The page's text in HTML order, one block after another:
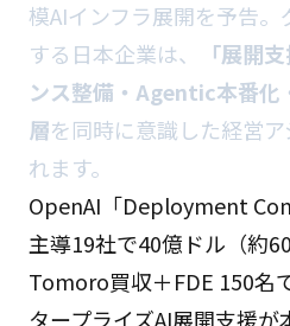
模AIインフラ展開を予告
する日本企業は、
「展開
ンス整備・Agentic本番化
層を同時に意識した経営
れます。
OpenAI「Deployment
主導19社で40億ドル（約
Tomoro買収＋FDE 150名
タープライズAI展開支援が